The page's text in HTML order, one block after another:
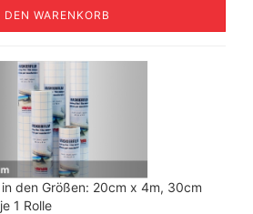
DEN WARENKORB
den Größen: 20cm x 4m, 30cm
1 Rolle